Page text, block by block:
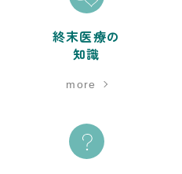
終末医療の
知識
more